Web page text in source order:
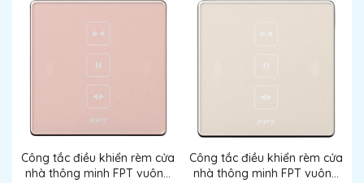
Công tắc điều khiển rèm cửa
nhà thông minh FPT vuông
Công tắc điều khiển rèm cửa
nhà thông minh FPT vuông